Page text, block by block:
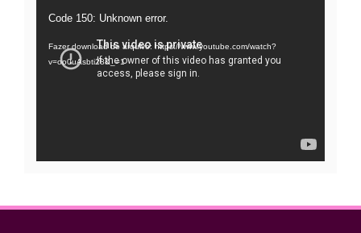
Tocador
vídeo
Code 150: Unknown error.
Fazer download do arquivo: https://www.youtube.com/watch?
v=oo0uAsbti28&_=1